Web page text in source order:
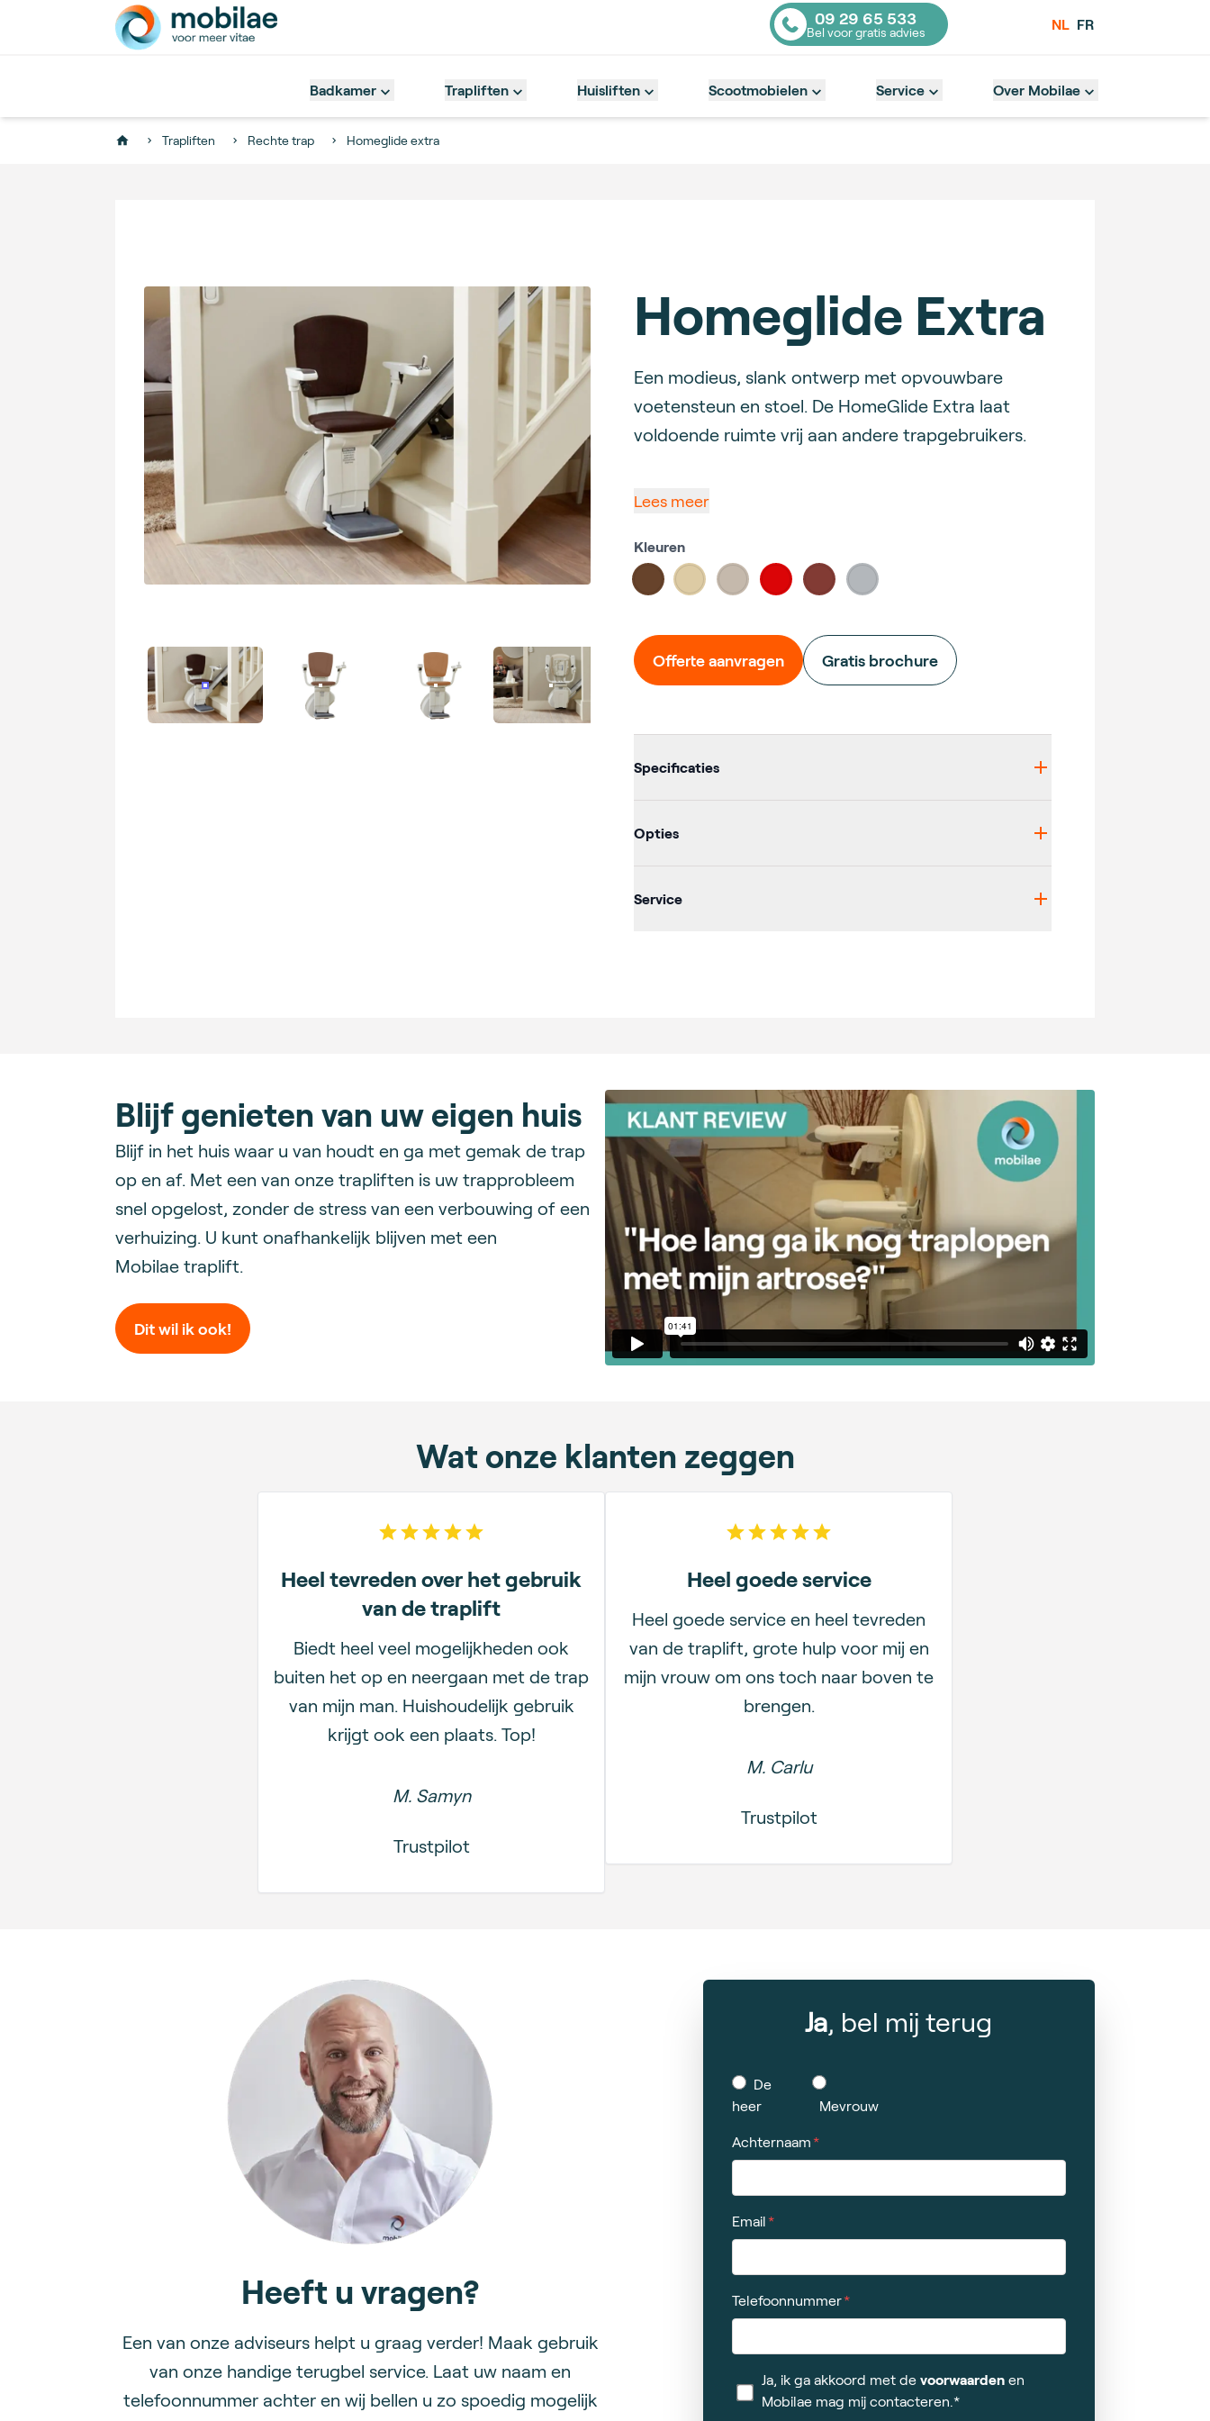
Contact number
09 29 65 533
Bel voor gratis advies NL FR
Badkamer Trapliften Huisliften Scootmobielen Service Over Mobilae
Home Trapliften Rechte trap Homeglide extra
Homeglide Extra
Description
Een modieus, slank ontwerp met opvouwbare
voetensteun en stoel. De HomeGlide Extra laat
voldoende ruimte vrij aan andere trapgebruikers.
Lees meer
Kleuren
Choose a color
#67432b#ddcba4#c5b9ac#db0507#823b34#b3b7bb
Offerte aanvragen Gratis brochure
Specificaties
Opties
Service
Blijf genieten van uw eigen huis
Blijf in het huis waar u van houdt en ga met gemak de trap
op en af. Met een van onze trapliften is uw trapprobleem
snel opgelost, zonder de stress van een verbouwing of een
verhuizing. U kunt onafhankelijk blijven met een
Mobilae traplift.
Dit wil ik ook!
Wat onze klanten zeggen
5 out of 5 stars
Heel tevreden over het gebruik
van de traplift
Biedt heel veel mogelijkheden ook
buiten het op en neergaan met de trap
van mijn man. Huishoudelijk gebruik
krijgt ook een plaats. Top!
M. Samyn
Trustpilot
5 out of 5 stars
Heel goede service
Heel goede service en heel tevreden
van de traplift, grote hulp voor mij en
mijn vrouw om ons toch naar boven te
brengen.
M. Carlu
Trustpilot
Heeft u vragen?
Een van onze adviseurs helpt u graag verder! Maak gebruik
van onze handige terugbel service. Laat uw naam en
telefoonnummer achter en wij bellen u zo spoedig mogelijk
Ja, bel mij terug
De
heer
Mevrouw
Achternaam
Email
Telefoonnummer
Ja, ik ga akkoord met de voorwaardenen
Mobilae mag mij contacteren.*